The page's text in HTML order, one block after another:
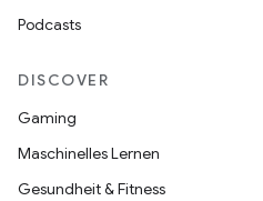
Podcasts
DISCOVER
Gaming
Maschinelles Lernen
Gesundheit & Fitness